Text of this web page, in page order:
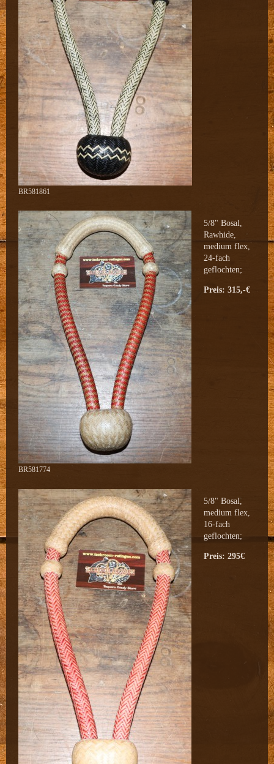
BR581861
BR581774
5/8" Bosal,
Rawhide,
medium flex,
24-fach
geflochten;
Preis: 315,-€
5/8" Bosal,
medium flex,
16-fach
geflochten;
Preis: 295€